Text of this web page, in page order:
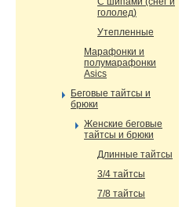
гололед)
Утепленные
Марафонки и
полумарафонки
Asics
Беговые тайтсы и
брюки
Женские беговые
тайтсы и брюки
Длинные тайтсы
3/4 тайтсы
7/8 тайтсы